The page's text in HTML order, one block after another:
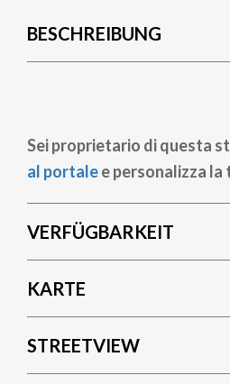
BESCHREIBUNG
Sei proprietario di questa
al portalee personalizza la
VERFÜGBARKEIT
KARTE
STREETVIEW